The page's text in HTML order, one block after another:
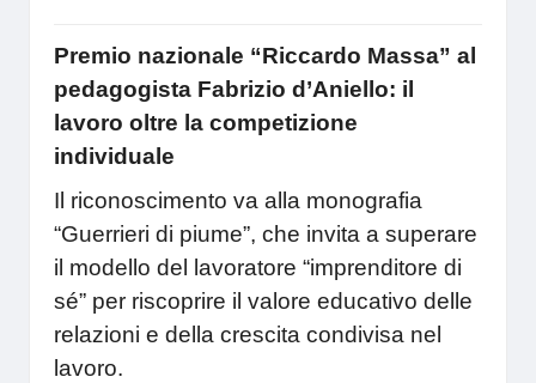
Premio nazionale “Riccardo Massa” al
pedagogista Fabrizio d’Aniello: il
lavoro oltre la competizione
individuale
Il riconoscimento va alla monografia
“Guerrieri di piume”, che invita a superare
il modello del lavoratore “imprenditore di
sé” per riscoprire il valore educativo delle
relazioni e della crescita condivisa nel
lavoro.